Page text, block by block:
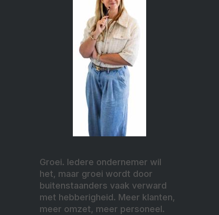
Groei. Iedere ondernemer wil
het, maar groei wordt door
buitenstaanders vaak verward
met hebberigheid. Meer klanten,
meer omzet, meer personeel.